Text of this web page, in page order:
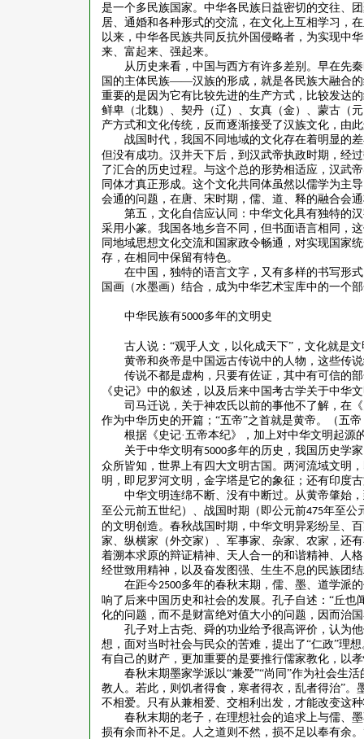
是一个多民族国家。中华各民族日益密切的交往、
居、通婚和各种形式的交流，在文化上互相学习，
以来，中华各民族共同反抗外国侵略者，为实现中
来、富起来、强起来。
从历史来看，中国与西方有许多差别。早在先
国的主体民族——汉族的形成，就是各民族大融合的
重要的是因为它有比较先进的生产方式，比较发达
鲜卑（北魏）、契丹（辽）、女真（金）、蒙古（
产方式和文化传统，反而逐渐接受了汉族文化，由
战国时代，我国不同地域的文化存在着明显的
但没有成功。汉并天下后，到汉武帝执政时期，经
了汇合的历史过程。与这个总的形势相适应，汉武
同体才真正形成。这个文化共同体虽然以儒学为主
会通的问题，在唐、宋时期，儒、道、释的融合会
第五，文化自信应认同：中华文化具有独特的
采用小篆。我国各地乡音不同，但书面语言相同，
同地域思想文化交流和国家政令畅通，对实现国家
存，在相同中保留有特色。
在中国，独特的语言文字，又有多样的书写形
国画（水墨画）结合，成为中华艺术宝库中的一个
中华民族有5000多年的文明史
古人说： “观乎人文，以化成天下”，文化就是
黄帝和炎帝是中国远古传说中的人物，这些传
传说不都是虚构，只要有佐证，其中有可信的
《史记》中的叙述，以及后来中国考古学关于中华
司马迁说，关于神农氏以前的事他不了解，在
作为中华历史的开篇；“五帝”之首就是黄帝。（五
根据《史记·五帝本纪》，加上对中华文明起源
关于中华文明有5000多年的历史，我国历史学
众所皆知，世界上有四大文明古国。两河流域文明
明，即尼罗河文明，金字塔是它的象征；还有印度
中华文明连绵不断、没有中断过。从黄帝肇始
至公元前五世纪）、战国时期（即公元前475年至公
的文明创造。春秋战国时期，中华文明异彩纷呈、
家、纵横家（外交家）、军事家、杂家、农家，还
着溯本求原的辩证精神、天人合一的和谐精神、人
经世致用精神，以及奋发图强、生生不息的民族团
在距今2500多年的春秋末期，儒、墨、道学派
响了后来中国历史和社会的发展。孔子自述：“丘
化的问题，而不是财富绝对值大小的问题，因而治
孔子对上古尧、舜的功业给予很高评价，认为
想，面对当时社会与民众的苦难，提出了“仁政”理
有自己的财产，更加重要的是要推行儒家教化，以
春秋末期墨家学派以“兼爱”“尚同”作为社会生
教人。若此，则饥者得食，寒者得衣，乱者得治”
不相爱。只有从兼相爱、交相利出发，才能改变这
春秋末期的老子，在理想社会的追求上与儒、
损有余而补不足。人之道则不然，损不足以奉有余